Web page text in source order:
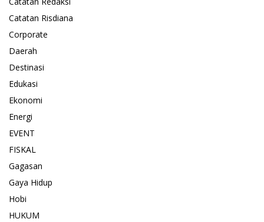
Catatan Risdiana
Corporate
Daerah
Destinasi
Edukasi
Ekonomi
Energi
EVENT
FISKAL
Gagasan
Gaya Hidup
Hobi
HUKUM